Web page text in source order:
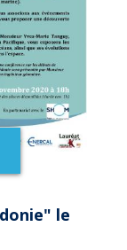
le